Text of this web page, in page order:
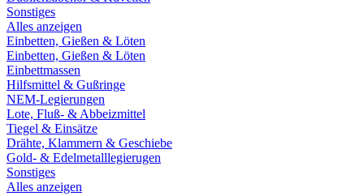
Sonstiges
Alles anzeigen
Einbetten, Gießen & Löten
Einbetten, Gießen & Löten
Einbettmassen
Hilfsmittel & Gußringe
NEM-Legierungen
Lote, Fluß- & Abbeizmittel
Tiegel & Einsätze
Drähte, Klammern & Geschiebe
Gold- & Edelmetalllegierugen
Sonstiges
Alles anzeigen